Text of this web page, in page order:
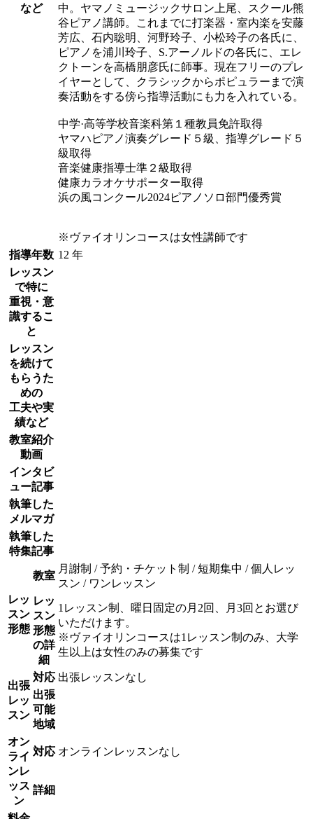
など
中。ヤマノミュージックサロン上尾、スクール熊
谷ピアノ講師。これまでに打楽器・室内楽を安藤
芳広、石内聡明、河野玲子、小松玲子の各氏に、
ピアノを浦川玲子、S.アーノルドの各氏に、エレ
クトーンを高橋朋彦氏に師事。現在フリーのプレ
イヤーとして、クラシックからポピュラーまで演
奏活動をする傍ら指導活動にも力を入れている。
中学·高等学校音楽科第１種教員免許取得
ヤマハピアノ演奏グレード５級、指導グレード５
級取得
音楽健康指導士準２級取得
健康カラオケサポーター取得
浜の風コンクール2024ピアノソロ部門優秀賞
※ヴァイオリンコースは女性講師です
指導年数 12 年
レッスン
で特に
重視・意
識するこ
と
レッスン
を続けて
もらうた
めの
工夫や実
績など
教室紹介
動画
インタビ
ュー記事
執筆した
メルマガ
執筆した
特集記事
レッ
スン
形態
教室
月謝制 / 予約・チケット制 / 短期集中 / 個人レッ
スン / ワンレッスン
レッ
スン
形態
の詳
細
1レッスン制、曜日固定の月2回、月3回とお選び
いただけます。
※ヴァイオリンコースは1レッスン制のみ、大学
生以上は女性のみの募集です
出張
レッ
スン
対応 出張レッスンなし
出張
可能
地域
オン
ライ
ンレ
ッス
ン
対応 オンラインレッスンなし
詳細